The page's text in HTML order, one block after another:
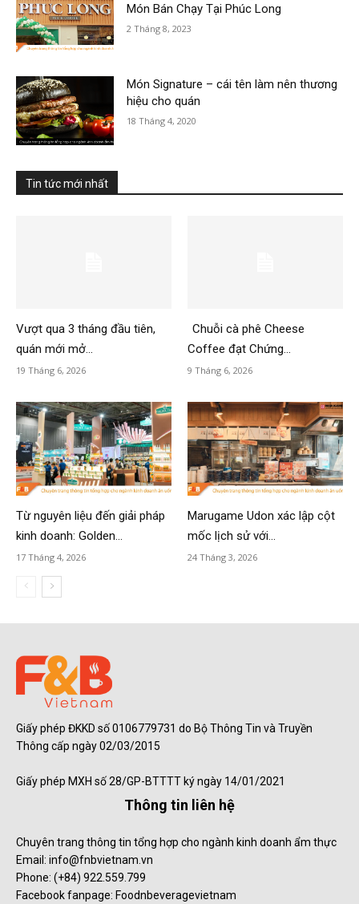
Món Bán Chạy Tại Phúc Long
2 Tháng 8, 2023
Món Signature – cái tên làm nên thương
hiệu cho quán
18 Tháng 4, 2020
Tin tức mới nhất
Vượt qua 3 tháng đầu tiên,
quán mới mở...
19 Tháng 6, 2026
Chuỗi cà phê Cheese
Coffee đạt Chứng...
9 Tháng 6, 2026
Từ nguyên liệu đến giải pháp
kinh doanh: Golden...
17 Tháng 4, 2026
Marugame Udon xác lập cột
mốc lịch sử với...
24 Tháng 3, 2026
Giấy phép ĐKKD số 0106779731 do Bộ Thông Tin và Truyền
Thông cấp ngày 02/03/2015
Giấy phép MXH số 28/GP-BTTTT ký ngày 14/01/2021
Thông tin liên hệ
Chuyên trang thông tin tổng hợp cho ngành kinh doanh ẩm thực
Email: info@fnbvietnam.vn
Phone: (+84) 922.559.799
Facebook fanpage: Foodnbeveragevietnam